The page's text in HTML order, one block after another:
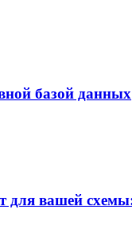
базой данных
вашей